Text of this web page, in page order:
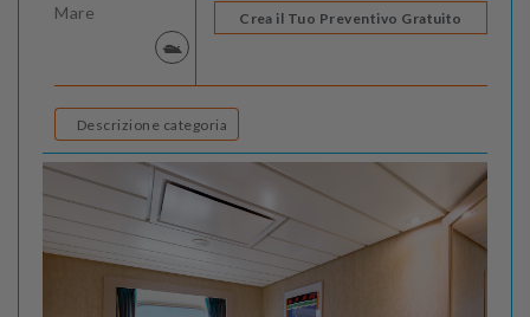
Mare
Crea il Tuo Preventivo Gratuito
Descrizione categoria